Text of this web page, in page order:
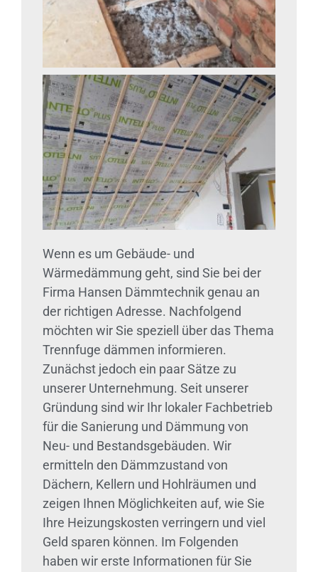
Wenn es um Gebäude- und
Wärmedämmung geht, sind Sie bei der
Firma Hansen Dämmtechnik genau an
der richtigen Adresse. Nachfolgend
möchten wir Sie speziell über das Thema
Trennfuge dämmen informieren.
Zunächst jedoch ein paar Sätze zu
unserer Unternehmung. Seit unserer
Gründung sind wir Ihr lokaler Fachbetrieb
für die Sanierung und Dämmung von
Neu- und Bestandsgebäuden. Wir
ermitteln den Dämmzustand von
Dächern, Kellern und Hohlräumen und
zeigen Ihnen Möglichkeiten auf, wie Sie
Ihre Heizungskosten verringern und viel
Geld sparen können. Im Folgenden
haben wir erste Informationen für Sie